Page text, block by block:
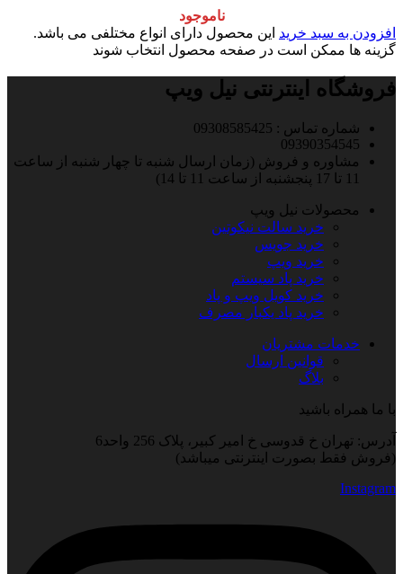
ناموجود
افزودن به سبد خرید این محصول دارای انواع مختلفی می باشد.
گزینه ها ممکن است در صفحه محصول انتخاب شوند
فروشگاه اینترنتی نیل ویپ
شماره تماس : 09308585425
09390354545
مشاوره و فروش (زمان ارسال شنبه تا چهار شنبه از ساعت
11 تا 17 پنجشنبه از ساعت 11 تا 14)
محصولات نیل ویپ
خرید سالت نیکوتین
خرید جویس
خرید ویپ
خرید پاد سیستم
خرید کویل ویپ و پاد
خرید پاد یکبار مصرف
خدمات مشتریان
قوانین ارسال
بلاگ
با ما همراه باشید
آدرس: تهران خ قدوسی خ امیر کبیر، پلاک 256 واحد6
(فروش فقط بصورت اینترنتی میباشد)
Instagram